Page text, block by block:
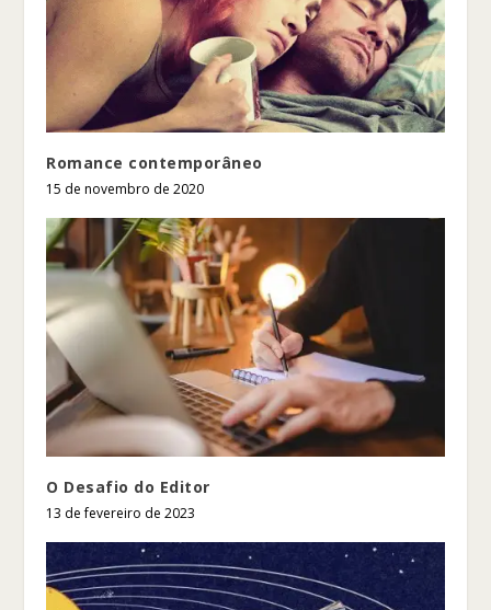
Romance contemporâneo
15 de novembro de 2020
O Desafio do Editor
13 de fevereiro de 2023